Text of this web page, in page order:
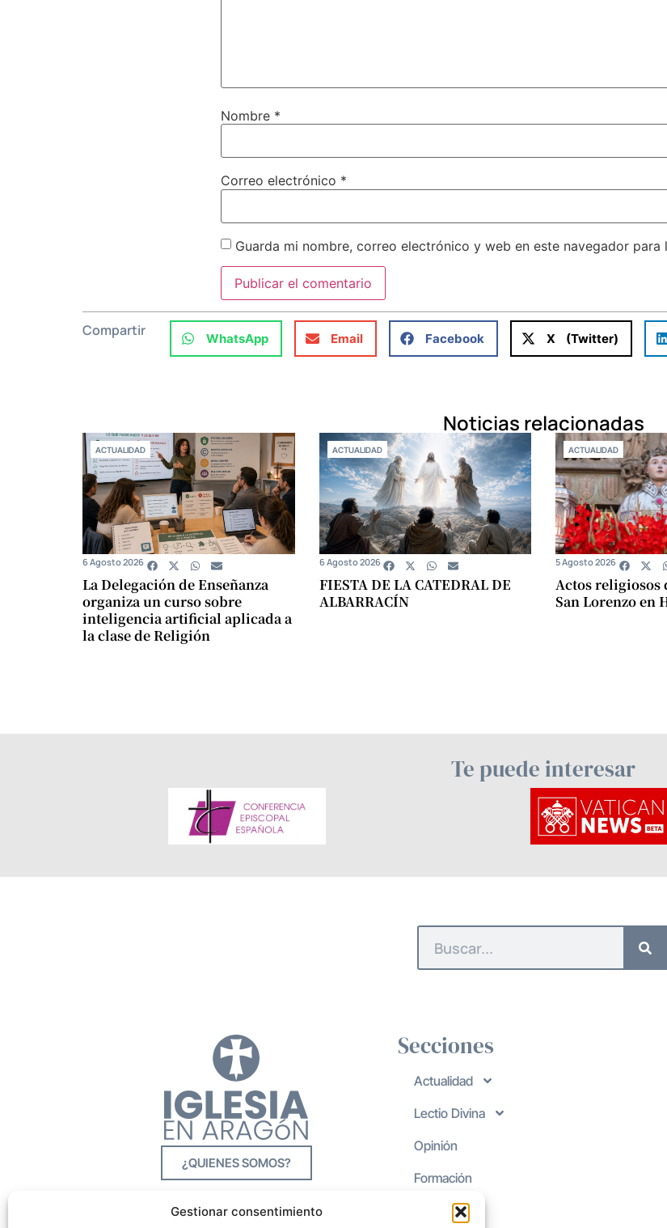
Gestionar consentimiento
Nombre *
Correo electrónico *
Guarda mi nombre, correo electrónico y web en este navegador
Compartir WhatsApp Email Facebook X (Twitter)
Noticias relacionadas
ACTUALIDAD
La Delegación de Enseñanza
organiza un curso sobre
inteligencia artificial aplicada a
la clase de Religión
6 Agosto 2026
ACTUALIDAD
FIESTA DE LA CATEDRAL DE
ALBARRACÍN
6 Agosto 2026
ACTUALIDAD
Actos religiosos
San Lorenzo en
5 Agosto 2026
Te puede interesar
¿QUIENES SOMOS?
Secciones
Actualidad
Lectio Divina
Opinión
Formación